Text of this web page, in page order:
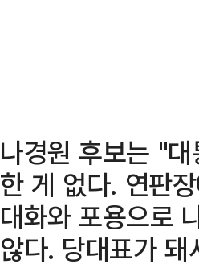
나경원 후보는 "
한 게 없다. 연판
대화와 포용으로
않다. 당대표가